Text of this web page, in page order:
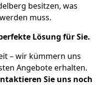
besitzen, was
muss.
Lösung für Sie.
– wir kümmern uns
Angebote erhalten.
Sie uns noch